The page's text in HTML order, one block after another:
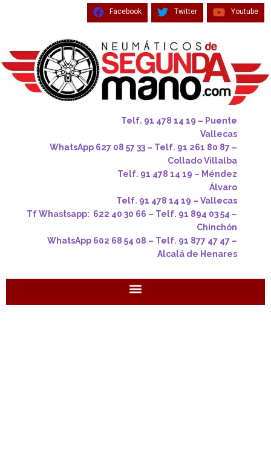
Facebook Twitter Youtube
Telf. 91 478 14 19 – Puente
Vallecas
WhatsApp 627 08 57 33 – Telf. 91 261 80 87 –
Collado Villalba
Telf. 91 478 14 19 – Méndez
Álvaro
Telf. 91 478 14 19 – Vallecas
Tf Whastsapp: 622 40 30 66 – Telf. 91 894 03 54 –
Chinchón
WhatsApp 602 68 54 08 – Telf. 91 877 47 47 –
Alcalá de Henares